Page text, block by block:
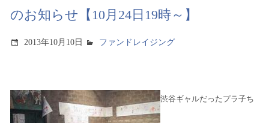
のお知らせ【10月24日19時～】
2013年10月10日 ファンドレイジング
渋谷ギャルだったプラ子ち